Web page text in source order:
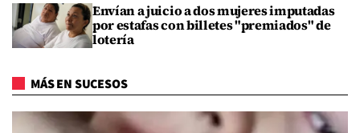
Envían a juicio a dos mujeres imputadas
por estafas con billetes "premiados" de
lotería
MÁS EN SUCESOS